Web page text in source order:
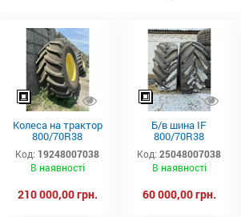
Колеса на трактор
800/70R38
GoodYear (шина
+диск пара)
Код: 19248007038
В наявності
210 000,00 грн.
Б/в шина IF
800/70R38
Michelin Cerexbib
(пара)
Код: 25048007038
В наявності
60 000,00 грн.